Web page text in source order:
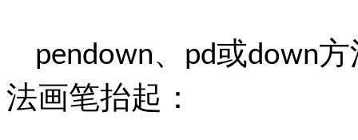
pendown、 pd或down方
法画笔抬起：